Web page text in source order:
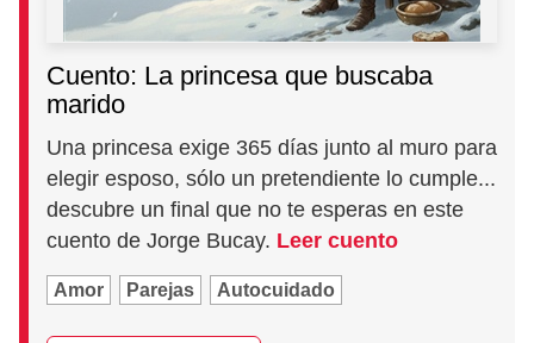
Cuento: La princesa que buscaba
marido
Una princesa exige 365 días junto al muro para
elegir esposo, sólo un pretendiente lo cumple...
descubre un final que no te esperas en este
cuento de Jorge Bucay. Leer cuento
Amor Parejas Autocuidado